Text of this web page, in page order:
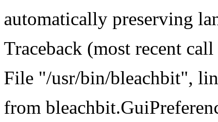
automatically preserving
Traceback (most recent
File "/usr/bin/bleachbit",
from